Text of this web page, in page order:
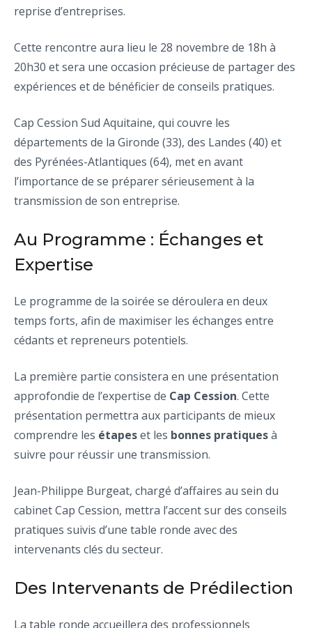
reprise d’entreprises.
Cette rencontre aura lieu le 28 novembre de 18h à
20h30 et sera une occasion précieuse de partager des
expériences et de bénéficier de conseils pratiques.
Cap Cession Sud Aquitaine, qui couvre les
départements de la Gironde (33), des Landes (40) et
des Pyrénées-Atlantiques (64), met en avant
l’importance de se préparer sérieusement à la
transmission de son entreprise.
Au Programme : Échanges et
Expertise
Le programme de la soirée se déroulera en deux
temps forts, afin de maximiser les échanges entre
cédants et repreneurs potentiels.
La première partie consistera en une présentation
approfondie de l’expertise de Cap Cession. Cette
présentation permettra aux participants de mieux
comprendre les étapeset les bonnes pratiquesà
suivre pour réussir une transmission.
Jean-Philippe Burgeat, chargé d’affaires au sein du
cabinet Cap Cession, mettra l’accent sur des conseils
pratiques suivis d’une table ronde avec des
intervenants clés du secteur.
Des Intervenants de Prédilection
La table ronde accueillera des professionnels